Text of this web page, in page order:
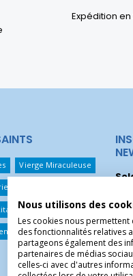
Expédition en
Vierge Miraculeuse
Qui Défait Les Noeuds
Sainte Thérèse
Saint Christophe
nos
Nous utilisons des
Les cookies nous
des fonctionnalités relatives
partageons également des
partenaires de médias
celles-ci avec d'autres